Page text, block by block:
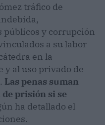
tráfico de
públicos y corrupción
a su labor
en la
y al uso privado de
Las penas suman
de prisión si se
ha detallado el